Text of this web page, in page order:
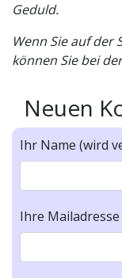
Geduld.
Wenn Sie auf der
können Sie bei
Neuen
Ihr Name (wird
Ihre